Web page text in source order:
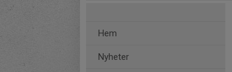
Hem
Nyheter